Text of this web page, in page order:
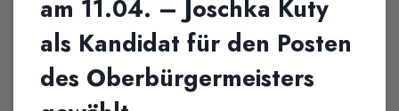
am 11.04. – Joschka Kuty
als Kandidat für den Posten
des Oberbürgermeisters